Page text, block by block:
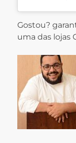
Gostou?
uma das lojas